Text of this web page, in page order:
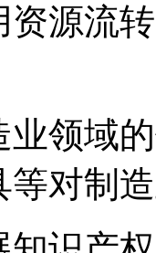
源流
业领域
对制